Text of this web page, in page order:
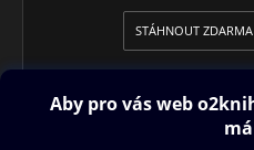
STÁHNOUT ZDARMA